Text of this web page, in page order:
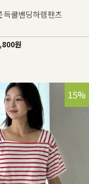
쿨밴딩하렘팬츠
원
15%